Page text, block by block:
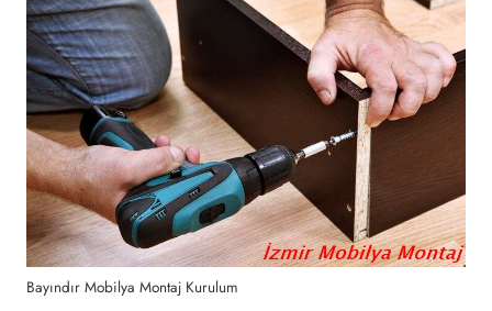
Bayındır Mobilya Montaj Kurulum